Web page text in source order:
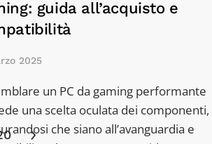
guida all’acquisto e
2025
un PC da gaming performante
una scelta oculata dei componenti,
che siano all’avanguardia e